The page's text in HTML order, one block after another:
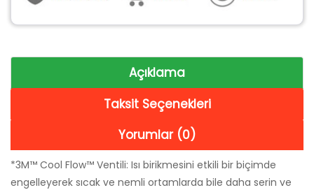
Açıklama
Taksit Seçenekleri
Yorumlar (0)
*3M™ Cool Flow™ Ventili: Isı birikmesini etkili bir biçimde
engelleyerek sıcak ve nemli ortamlarda bile daha serin ve